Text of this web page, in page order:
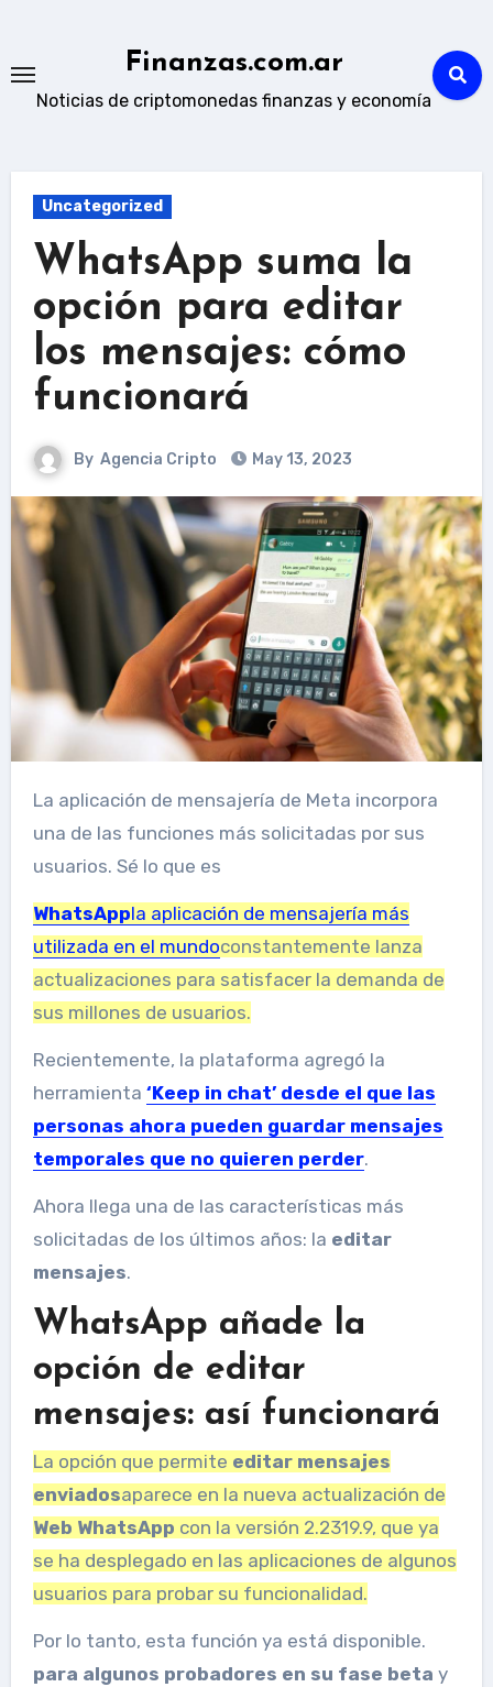
content
Finanzas.com.ar
Noticias de criptomonedas finanzas y economía
Uncategorized
WhatsApp suma la
opción para editar
los mensajes: cómo
funcionará
By Agencia Cripto May 13, 2023
La aplicación de mensajería de Meta incorpora
una de las funciones más solicitadas por sus
usuarios. Sé lo que es
WhatsAppla aplicación de mensajería más
utilizada en el mundoconstantemente lanza
actualizaciones para satisfacer la demanda de
sus millones de usuarios.
Recientemente, la plataforma agregó la
herramienta ‘Keep in chat’ desde el que las
personas ahora pueden guardar mensajes
temporales que no quieren perder.
Ahora llega una de las características más
solicitadas de los últimos años: la editar
mensajes.
WhatsApp añade la
opción de editar
mensajes: así funcionará
La opción que permite editar mensajes
enviadosaparece en la nueva actualización de
Web WhatsApp con la versión 2.2319.9, que ya
se ha desplegado en las aplicaciones de algunos
usuarios para probar su funcionalidad.
Por lo tanto, esta función ya está disponible.
para algunos probadores en su fase beta y